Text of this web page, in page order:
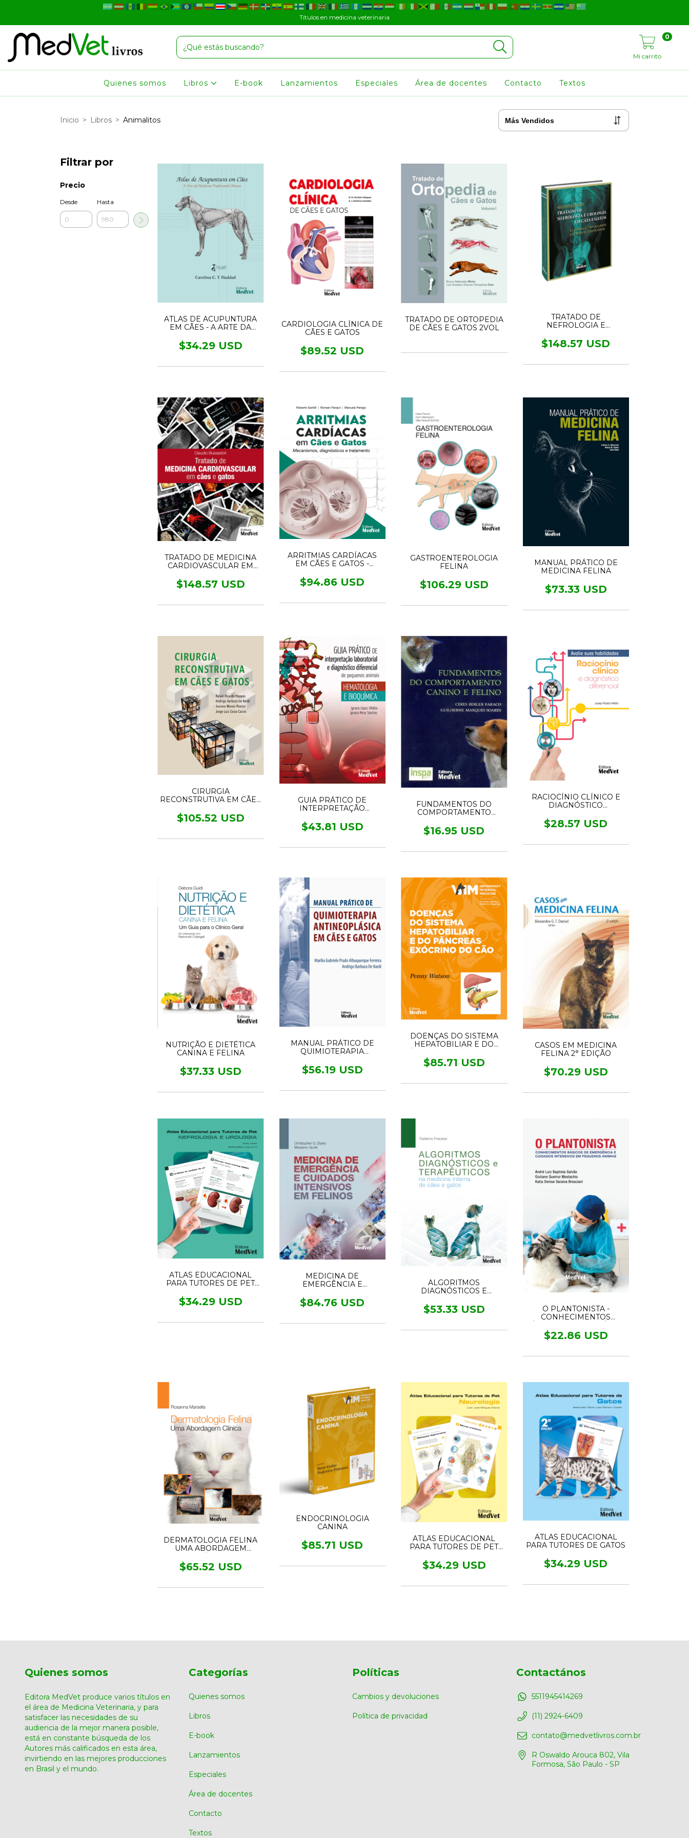
Títulos en medicina veterinaria
Mi carrito
0
Quienes somos Libros E-book Lanzamientos Especiales Área de docentes Contacto Textos
Inicio > Libros > Animalitos
Filtrar por
Precio
Desde Hasta
ATLAS DE ACUPUNTURA
EM CÃES - A ARTE DA
CHINESA
$34.29 USD
CARDIOLOGIA CLÍNICA DE
CÃES E GATOS
$89.52 USD
TRATADO DE ORTOPEDIA
DE CÃES E GATOS 2VOL
TRATADO DE
NEFROLOGIA E
GATOS 2.ED
$148.57 USD
TRATADO DE MEDICINA
CARDIOVASCULAR EM
$148.57 USD
ARRITMIAS CARDÍACAS
EM CÃES E GATOS -
e Tratamentos
$94.86 USD
GASTROENTEROLOGIA
FELINA
$106.29 USD
MANUAL PRÁTICO DE
MEDICINA FELINA
$73.33 USD
CIRURGIA
RECONSTRUTIVA EM CÃES
$105.52 USD
GUIA PRÁTICO DE
INTERPRETAÇÃO
DIAGNÓSTICO
DIFERENCIAL DE
$43.81 USD
FUNDAMENTOS DO
COMPORTAMENTO
$16.95 USD
RACIOCÍNIO CLÍNICO E
DIAGNÓSTICO
$28.57 USD
NUTRIÇÃO E DIETÉTICA
CANINA E FELINA
$37.33 USD
MANUAL PRÁTICO DE
QUIMIOTERAPIA
CÃES E GATOS
$56.19 USD
DOENÇAS DO SISTEMA
HEPATOBILIAR E DO
CÃO
$85.71 USD
CASOS EM MEDICINA
FELINA 2° EDIÇÃO
$70.29 USD
ATLAS EDUCACIONAL
PARA TUTORES DE PET
UROLOGIA
$34.29 USD
MEDICINA DE
EMERGÊNCIA E
EM FELINOS
$84.76 USD
ALGORITMOS
DIAGNÓSTICOS E
MEDICINA INTERNA DE
CÃES E GATOS
$53.33 USD
O PLANTONISTA -
CONHECIMENTOS
E CUIDADOS INTENSIVOS
EM PEQUENOS ANIMAIS
$22.86 USD
DERMATOLOGIA FELINA
UMA ABORDAGEM
$65.52 USD
ENDOCRINOLOGIA
CANINA
$85.71 USD
ATLAS EDUCACIONAL
PARA TUTORES DE PET
$34.29 USD
ATLAS EDUCACIONAL
PARA TUTORES DE GATOS
$34.29 USD
Quienes somos
Editora MedVet produce varios títulos en
el área de Medicina Veterinaria, y para
satisfacer las necesidades de su
audiencia de la mejor manera posible,
está en constante búsqueda de los
Autores más calificados en esta área,
invirtiendo en las mejores producciones
en Brasil y el mundo.
Categorías
Quienes somos
Libros
E-book
Lanzamientos
Especiales
Área de docentes
Contacto
Textos
Políticas
Cambios y devoluciones
Política de privacidad
Contactános
5511945414269
(11) 2924-6409
contato@medvetlivros.com.br
R Oswaldo Arouca 802, Vila
Formosa, São Paulo - SP